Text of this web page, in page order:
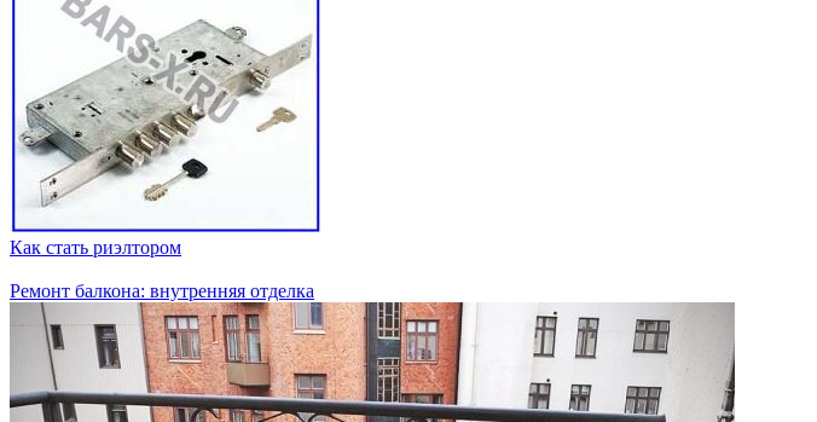
Как стать риэлтором
Ремонт балкона: внутренняя отделка